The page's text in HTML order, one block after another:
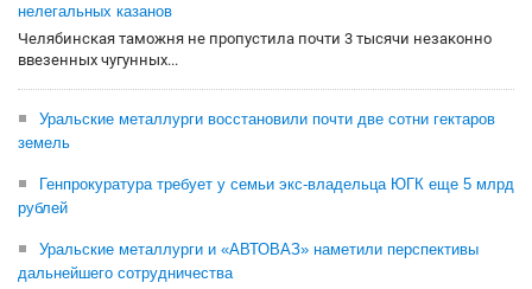
нелегальных казанов
Челябинская таможня не пропустила почти 3 тысячи незаконно
ввезенных чугунных...
Уральские металлурги восстановили почти две сотни гектаров
земель
Генпрокуратура требует у семьи экс-владельца ЮГК еще 5 млрд
рублей
Уральские металлурги и «АВТОВАЗ» наметили перспективы
дальнейшего сотрудничества